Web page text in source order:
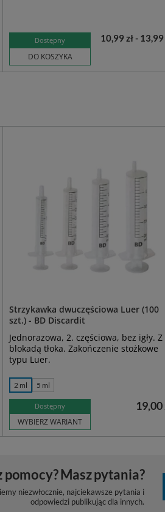
Dostępny
DO KOSZYKA
10,99 zł - 13,99
Strzykawka dwuczęściowa Luer (100
szt.) - BD Discardit
Jednorazowa, 2. częściowa, bez igły. Z
blokadą tłoka. Zakończenie stożkowe
typu Luer.
2 ml 5 ml
Dostępny
WYBIERZ WARIANT
19,00
Masz pytania?
niezwłocznie, najciekawsze pytania i
odpowiedzi publikując dla innych.